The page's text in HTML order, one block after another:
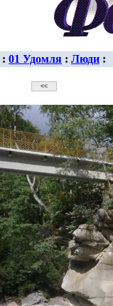
: 01 Удомля : Люди :